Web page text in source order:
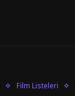
Film Listeleri